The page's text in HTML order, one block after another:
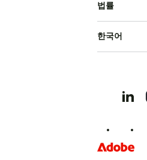
법률
한국어